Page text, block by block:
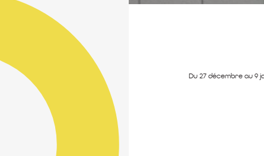
Du 27 décembre au